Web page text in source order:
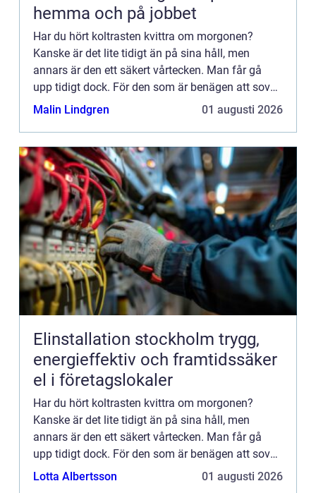
hemma och på jobbet
Har du hört koltrasten kvittra om morgonen?
Kanske är det lite tidigt än på sina håll, men
annars är den ett säkert vårtecken. Man får gå
upp tidigt dock. För den som är benägen att sova
länge så blir det svårt att hinna med att höra
Malin Lindgren 01 augusti 2026
Elinstallation stockholm trygg,
energieffektiv och framtidssäker
el i företagslokaler
Har du hört koltrasten kvittra om morgonen?
Kanske är det lite tidigt än på sina håll, men
annars är den ett säkert vårtecken. Man får gå
upp tidigt dock. För den som är benägen att sova
länge så blir det svårt att hinna med att höra
Lotta Albertsson 01 augusti 2026